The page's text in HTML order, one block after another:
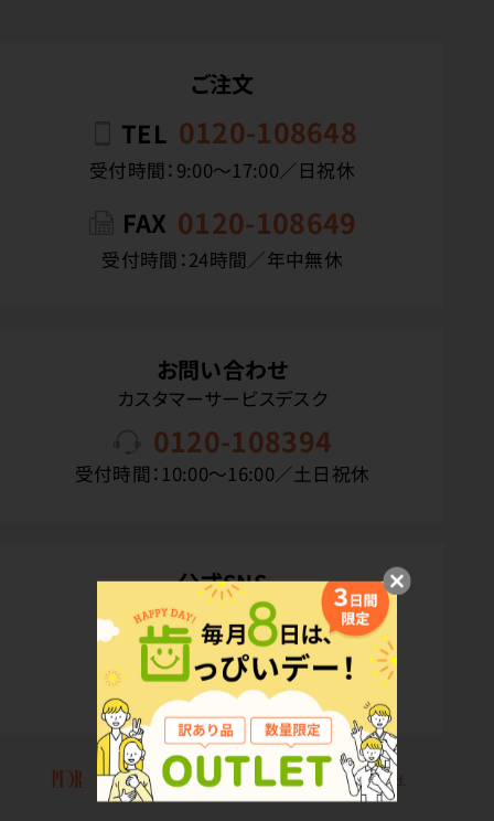
ご注文
TEL 0120-108648
受付時間：9:00〜17:00／日祝休
FAX 0120-108649
受付時間：24時間／年中無休
お問い合わせ
カスタマーサービスデスク
0120-108394
受付時間：10:00〜16:00／土日祝休
公式SNS
Copyright(C) P.D.R. Co.,Ltd. All Rights Reserved.